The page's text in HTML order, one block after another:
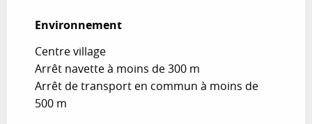
Environnement
Environnement
Centre village
Arrêt navette à moins de 300 m
Arrêt de transport en commun à moins de
500 m